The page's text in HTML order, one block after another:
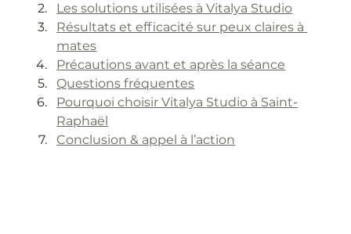
Les solutions utilisées à Vitalya Studio
Résultats et efficacité sur peux claires à
mates
Précautions avant et après la séance
Questions fréquentes
Pourquoi choisir Vitalya Studio à Saint-
Raphaël
Conclusion & appel à l’action